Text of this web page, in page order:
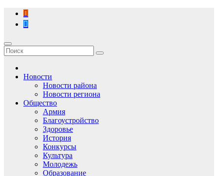
Перейти
содержимому
Новости
Новости района
Новости региона
Общество
Армия
Благоустройство
Здоровье
История
Конкурсы
Культура
Молодежь
Образование